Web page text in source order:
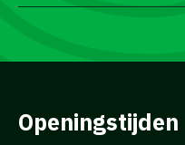
Openingstijden